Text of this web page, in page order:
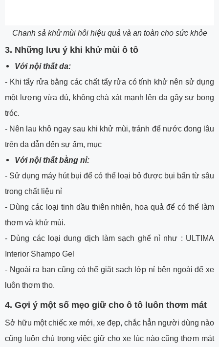
Chanh sả khử mùi hôi hiệu quả và an toàn cho sức khỏe
3. Những lưu ý khi khử mùi ô tô
Với nội thất da:
- Khi tẩy rửa bằng các chất tẩy rửa có tính khử nên sử dụng
một lượng vừa đủ, không chà xát mạnh lên da gây sự bong
tróc.
- Nên lau khô ngay sau khi khử mùi, tránh để nước đong lâu
trên da dẫn đến sự ẩm, mục
Với nội thất bằng nỉ:
- Sử dụng máy hút bụi để có thể loại bỏ được bụi bẩn từ sâu
trong chất liệu nỉ
- Dùng các loại tinh dầu thiên nhiên, hoa quả để có thể làm
thơm và khử mùi.
- Dùng các loại dung dịch làm sạch ghế nỉ như : ULTIMA
Interior Shampo Gel
- Ngoài ra bạn cũng có thể giặt sạch lớp nỉ bên ngoài để xe
luôn thơm tho.
4. Gợi ý một số mẹo giữ cho ô tô luôn thơm mát
Sở hữu một chiếc xe mới, xe đẹp, chắc hẳn người dùng nào
cũng luôn chú trọng việc giữ cho xe lúc nào cũng thơm mát